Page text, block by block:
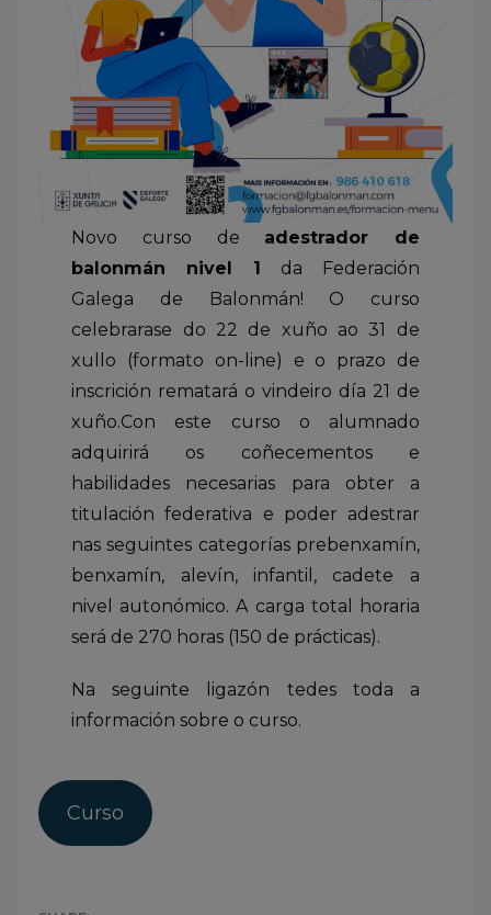
Novo curso de adestrador de
balonmán nivel 1
da Federación
Galega de Balonmán! O curso
celebrarase do 22 de xuño ao 31 de
xullo (formato on-line) e o prazo de
inscrición rematará o vindeiro día 21 de
xuño.Con este curso o alumnado
adquirirá os coñecementos e
habilidades necesarias para obter a
titulación federativa e poder adestrar
nas seguintes categorías prebenxamín,
benxamín, alevín, infantil, cadete a
nivel autonómico. A carga total horaria
será de 270 horas (150 de prácticas).
Na seguinte ligazón tedes toda a
información sobre o curso.
Curso